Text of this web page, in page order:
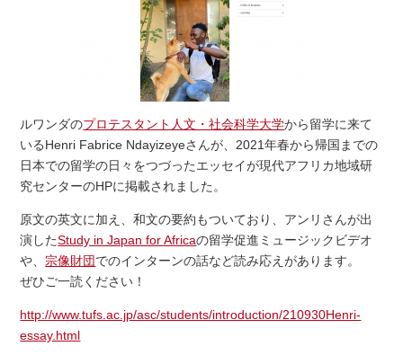
ルワンダのプロテスタント人文・社会科学大学から留学に来て
いるHenri Fabrice Ndayizeyeさんが、2021年春から帰国までの
日本での留学の日々をつづったエッセイが現代アフリカ地域研
究センターのHPに掲載されました。
原文の英文に加え、和文の要約もついており、アンリさんが出
演したStudy in Japan for Africaの留学促進ミュージックビデオ
や、宗像財団でのインターンの話など読み応えがあります。
ぜひご一読ください！
http://www.tufs.ac.jp/asc/students/introduction/210930Henri-
essay.html